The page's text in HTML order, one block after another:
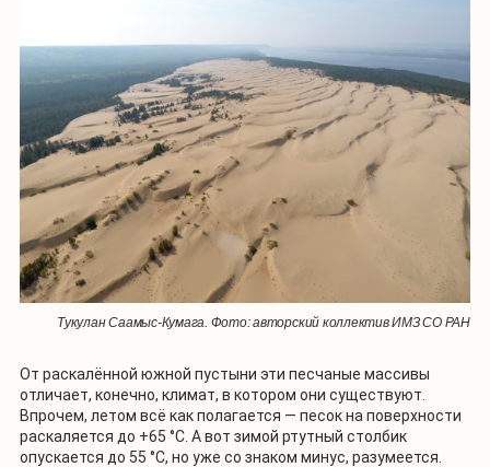
Тукулан Саамыс-Кумага. Фото: авторский коллектив ИМЗ СО РАН
От раскалённой южной пустыни эти песчаные массивы
отличает, конечно, климат, в котором они существуют.
Впрочем, летом всё как полагается — песок на поверхности
раскаляется до +65 °С. А вот зимой ртутный столбик
опускается до 55 °С, но уже со знаком минус, разумеется.